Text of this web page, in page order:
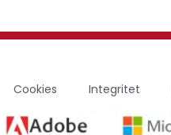
Cookies Integritet